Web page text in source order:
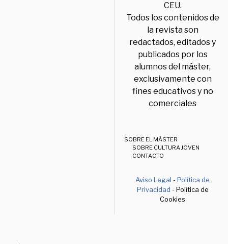
CEU.
Todos los contenidos de
la revista son
redactados, editados y
publicados por los
alumnos del máster,
exclusivamente con
fines educativos y no
comerciales
SOBRE EL MÁSTER
SOBRE CULTURA JOVEN
CONTACTO
Aviso Legal -Política de
Privacidad - Política de
Cookies